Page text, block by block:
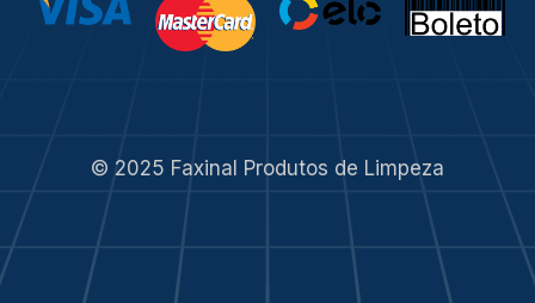
© 2025 Faxinal Produtos de Limpeza